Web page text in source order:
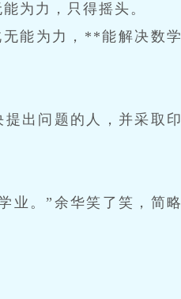
为力，只得摇头。
能为力，**能解决数学
出问题的人，并采取印
业。”余华笑了笑，简略